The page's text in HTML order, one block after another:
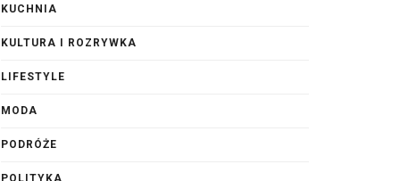
KUCHNIA
KULTURA I ROZRYWKA
LIFESTYLE
MODA
PODRÓŻE